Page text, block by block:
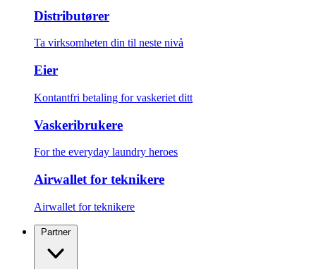
Distributører
Ta virksomheten din til neste nivå
Eier
Kontantfri betaling for vaskeriet ditt
Vaskeribrukere
For the everyday laundry heroes
Airwallet for teknikere
Airwallet for teknikere
Partner